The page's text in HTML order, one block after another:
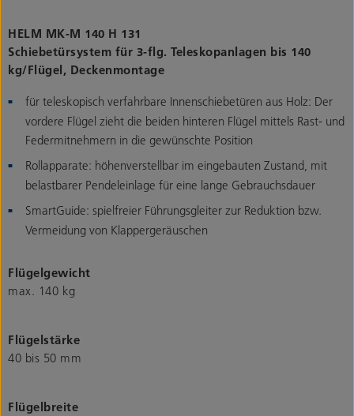
HELM MK-M 140 H 131
Schiebetürsystem für 3-flg. Teleskopanlagen bis 140
kg/Flügel, Deckenmontage
für teleskopisch verfahrbare Innenschiebetüren aus Holz: Der
vordere Flügel zieht die beiden hinteren Flügel mittels Rast- und
Federmitnehmern in die gewünschte Position
Rollapparate: höhenverstellbar im eingebauten Zustand, mit
belastbarer Pendeleinlage für eine lange Gebrauchsdauer
SmartGuide: spielfreier Führungsgleiter zur Reduktion bzw.
Vermeidung von Klappergeräuschen
Flügelgewicht
max. 140 kg
Flügelstärke
40 bis 50 mm
Flügelbreite